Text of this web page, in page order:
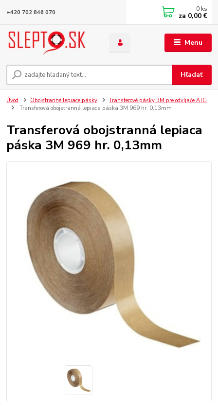
Menu
Hľadať
+420 702 846 070 0 ks
za 0,00 €
Úvod Obojstranné lepiace pásky
Transferové pásky 3M pre odvíjače ATG
Transferová obojstranná lepiaca páska 3M 969 hr. 0,13mm
Transferová obojstranná lepiaca
páska 3M 969 hr. 0,13mm